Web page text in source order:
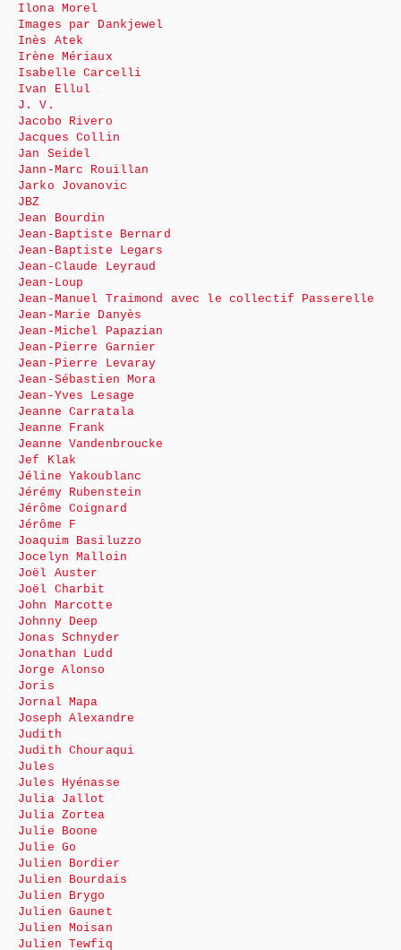
Ilona Morel
Images par Dankjewel
Inès Atek
Irène Mériaux
Isabelle Carcelli
Ivan Ellul
J. V.
Jacobo Rivero
Jacques Collin
Jan Seidel
Jann-Marc Rouillan
Jarko Jovanovic
JBZ
Jean Bourdin
Jean-Baptiste Bernard
Jean-Baptiste Legars
Jean-Claude Leyraud
Jean-Loup
Jean-Manuel Traimond avec le collectif Passerelle
Jean-Marie Danyès
Jean-Michel Papazian
Jean-Pierre Garnier
Jean-Pierre Levaray
Jean-Sébastien Mora
Jean-Yves Lesage
Jeanne Carratala
Jeanne Frank
Jeanne Vandenbroucke
Jef Klak
Jéline Yakoublanc
Jérémy Rubenstein
Jérôme Coignard
Jérôme F
Joaquim Basiluzzo
Jocelyn Malloin
Joël Auster
Joël Charbit
John Marcotte
Johnny Deep
Jonas Schnyder
Jonathan Ludd
Jorge Alonso
Joris
Jornal Mapa
Joseph Alexandre
Judith
Judith Chouraqui
Jules
Jules Hyénasse
Julia Jallot
Julia Zortea
Julie Boone
Julie Go
Julien Bordier
Julien Bourdais
Julien Brygo
Julien Gaunet
Julien Moisan
Julien Tewfiq